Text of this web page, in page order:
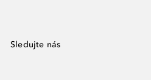
Sledujte nás